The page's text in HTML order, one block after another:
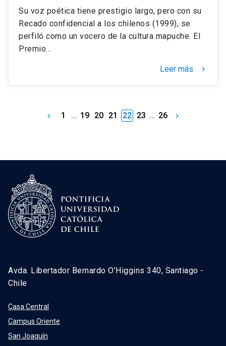
Su voz poética tiene prestigio largo, pero con su
Recado confidencial a los chilenos (1999), se
perfiló como un vocero de la cultura mapuche. El
Premio…
Leer más keyboard_arrow_right
keyboard_arrow_left 1 … 19 20 21 22 23 … 26 keyboard_arrow_right
Avda. Libertador Bernardo O’Higgins 340, Santiago -
Chile
Casa Central
Campus Oriente
San Joaquín